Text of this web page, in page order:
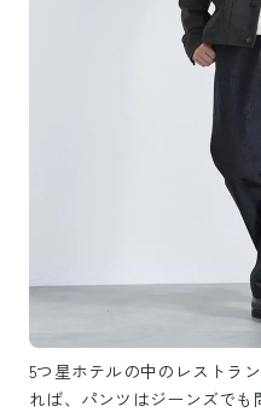
5つ星ホテルの中のレストラ
れば、パンツはジーンズでも